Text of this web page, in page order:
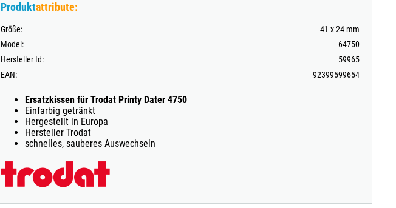
Produktattribute:
Größe:
41 x 24 mm
Model:
64750
Hersteller Id:
59965
EAN:
92399599654
Ersatzkissen für Trodat Printy Dater 4750
Einfarbig getränkt
Hergestellt in Europa
Hersteller Trodat
schnelles, sauberes Auswechseln